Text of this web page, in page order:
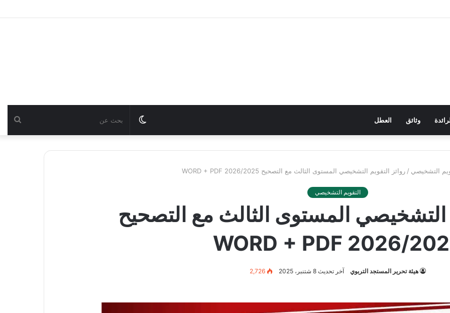
وثائق العطل بحث Switch
skin
التشخيصي / روائز التقويم التشخيصي المستوى الثالث مع التصحيح 2026/2025 WORD + PDF
التقويم التشخيصي
التشخيصي المستوى الثالث مع التصحيح
2026/2025 WORD +
هيئة تحرير المستجد التربوي آخر تحديث 8 شتنبر، 2025 2,726